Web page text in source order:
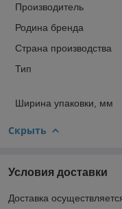
Производитель
Родина бренда
Страна производства
Тип
Ширина упаковки, мм
Скрыть
Условия доставки
Доставка